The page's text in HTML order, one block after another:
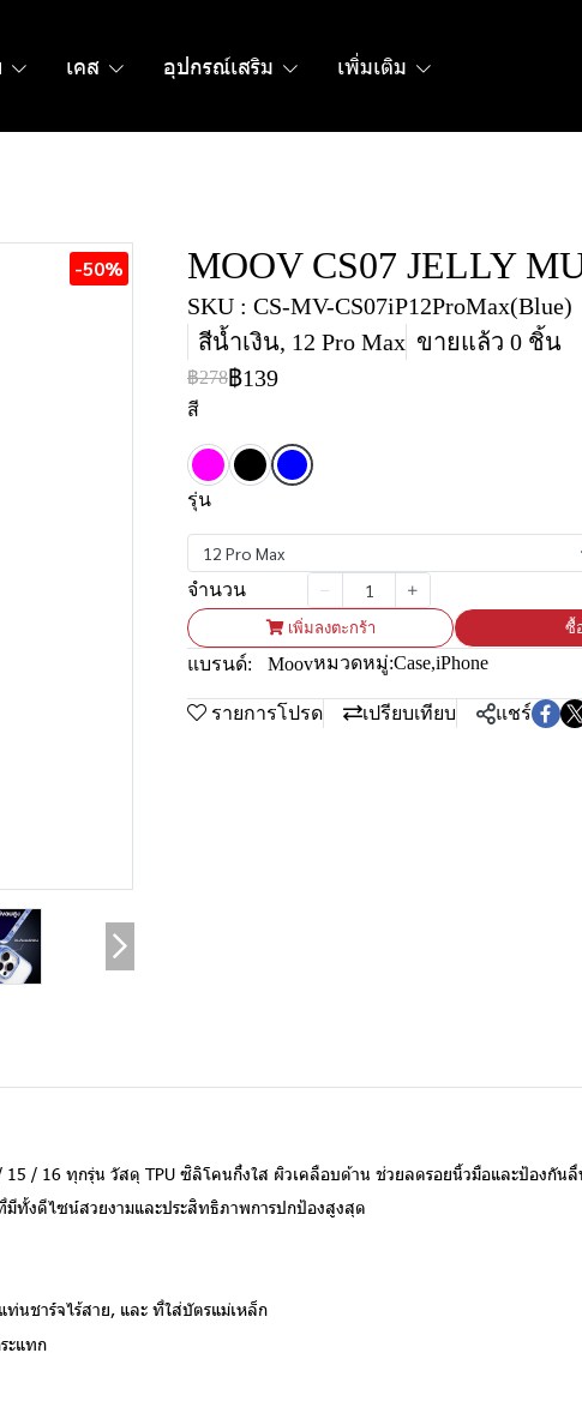
เคส อุปกรณ์เสริม เพิ่มเติม
-50% MOOV CS07 JELLY
SKU : CS-MV-CS07iP12ProMax(Blue)
สีน้ำเงิน, 12 Pro Max ขายแล้ว 0 ชิ้น
฿278฿139
สี
รุ่น
12 Pro Max
จำนวน
เพิ่มลงตะกร้า ซื้
แบรนด์: Moovหมวดหมู่:Case,iPhone
รายการโปรด เปรียบเทียบ แชร์
/ 16 ทุกรุ่น วัสดุ TPU ซิลิโคนกึ่งใส ผิวเคลือบด้าน ช่วยลดรอยนิ้วมือและป้องกันลื่
มีทั้งดีไซน์สวยงามและประสิทธิภาพการปกป้องสูงสุด
นชาร์จไร้สาย, และ ที่ใส่บัตรแม่เหล็ก
ะแทก